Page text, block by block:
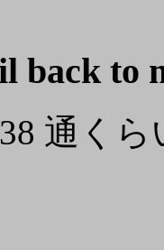
back to
通く